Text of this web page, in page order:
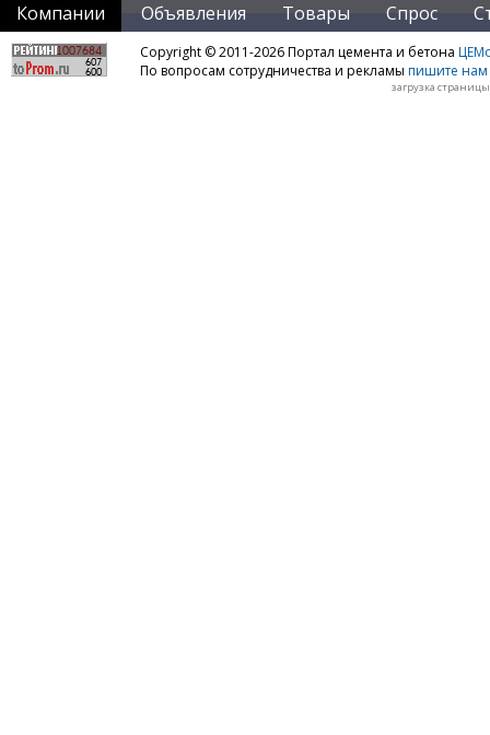
Компании Объявления Товары Спрос
Copyright © 2011-2026 Портал цемента и бетона
По вопросам сотрудничества и рекламы пишите нам
загрузка